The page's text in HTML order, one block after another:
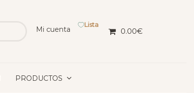
Mi cuenta
Lista
0.00€
PRODUCTOS